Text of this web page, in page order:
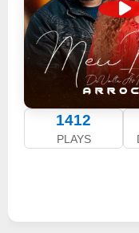
1412
PLAYS